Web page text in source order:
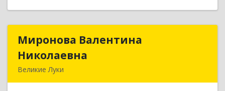
Миронова Валентина
Николаевна
Великие Луки
Миронова Валентина